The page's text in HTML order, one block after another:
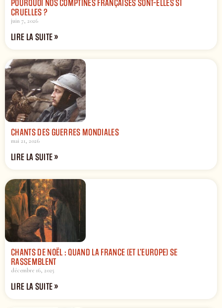
POURQUOI NOS COMPTINES FRANÇAISES SONT-ELLES SI
CRUELLES ?
juin 7, 2026
LIRE LA SUITE »
CHANTS DES GUERRES MONDIALES
mai 21, 2026
LIRE LA SUITE »
CHANTS DE NOËL : QUAND LA FRANCE (ET L’EUROPE) SE
RASSEMBLENT
décembre 16, 2025
LIRE LA SUITE »